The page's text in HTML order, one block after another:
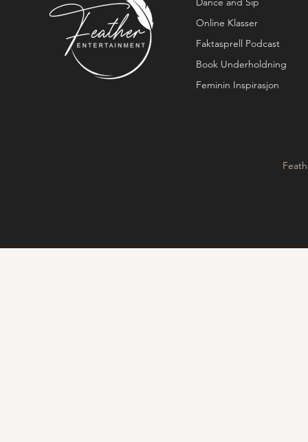
Online Klasser
Faktasprell Podcast
Book Underholdning
Feminin Inspirasjon